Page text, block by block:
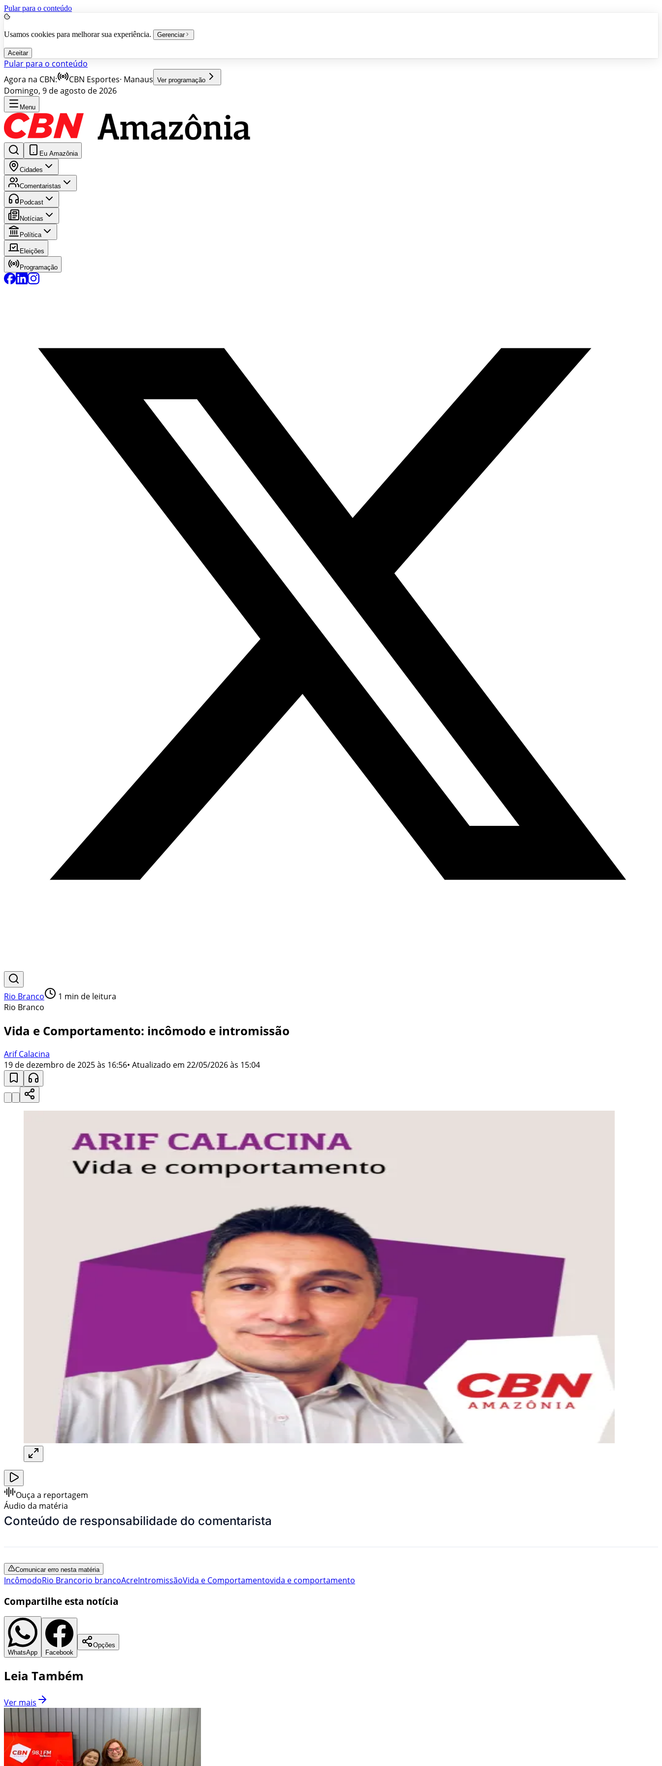
Pular para o conteúdo
Usamos cookies para melhorar sua experiência. Gerenciar
Aceitar
Pular para o conteúdo
Agora na CBN:
CBN Esportes· Manaus Ver programação
Domingo, 9 de agosto de 2026
Menu
Eu Amazônia
Cidades
Comentaristas
Podcast
Notícias
Política
Eleições
Programação
Rio Branco 1 min de leitura
Rio Branco
Vida e Comportamento: incômodo e intromissão
Arif Calacina
19 de dezembro de 2025 às 16:56• Atualizado em 22/05/2026 às 15:04
Ouça a reportagem
Áudio da matéria
Conteúdo de responsabilidade do comentarista
Comunicar erro nesta matéria
IncômodoRio Brancorio brancoAcreIntromissãoVida e Comportamentovida e comportamento
Compartilhe esta notícia
WhatsApp Facebook
Opções
Leia Também
Ver mais